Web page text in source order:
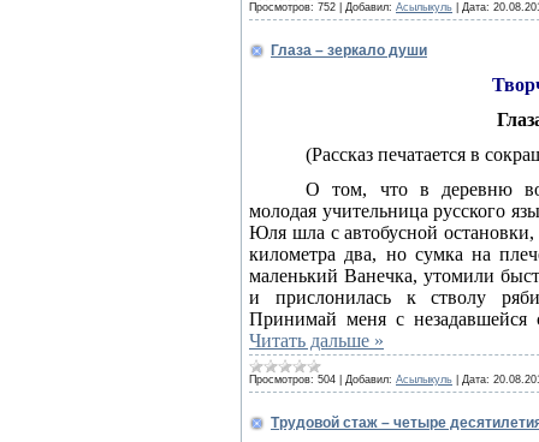
Просмотров: 752 Добавил: Асылыкуль Дата:
Глаза – зеркало души
(Рассказ печатается в
О том, что в деревню
молодая учительница русского
Юля шла с автобусной
километра два, но сумка на
маленький Ванечка, утомили
и прислонилась к стволу
Принимай меня с
Читать дальше »
Просмотров: 504 Добавил: Асылыкуль Дата:
Трудовой стаж – четыре